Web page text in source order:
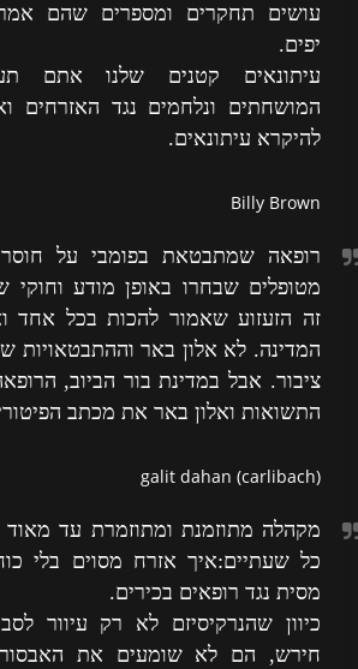
עושים תחקרים ומספרים שהם
יפים.
עיתונאים קטנים שלנו אתם
המושחתים ונלחמים נגד האזרחים
להיקרא עיתונאים.
Billy Brown
רופאה שמתבטאת בפומבי על
מטופלים שבחרו באופן מודע וחוקי
זה הזעזוע שאמור להכות בכל אחד
המדינה. לא אלון באר וההתבטאויות
ציבור. אבל במדינת בור הביוב,
התשואות ואלון באר את מכתב
galit dahan (carlibach)
מקהלה מתוזמנת ומתוזמרת עד מאוד
כל שעתיים:איך אזרח מסוים בלי
מסית נגד רופאים בכירים.
כיוון שהנרקיסיזם לא רק עיוור
חירש, הם לא שומעים את